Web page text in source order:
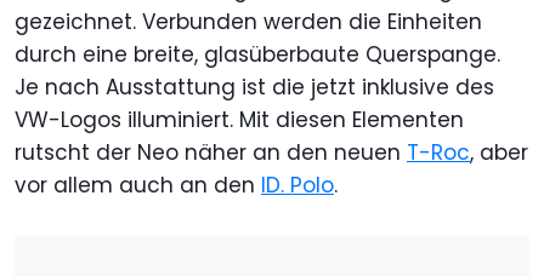
gezeichnet. Verbunden werden die Einheiten
durch eine breite, glasüberbaute Querspange.
Je nach Ausstattung ist die jetzt inklusive des
VW-Logos illuminiert. Mit diesen Elementen
rutscht der Neo näher an den neuen T-Roc, aber
vor allem auch an den ID. Polo.